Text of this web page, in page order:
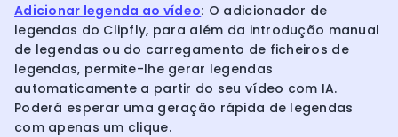
Adicionar legenda ao vídeo: O adicionador de
legendas do Clipfly, para além da introdução manual
de legendas ou do carregamento de ficheiros de
legendas, permite-lhe gerar legendas
automaticamente a partir do seu vídeo com IA.
Poderá esperar uma geração rápida de legendas
com apenas um clique.